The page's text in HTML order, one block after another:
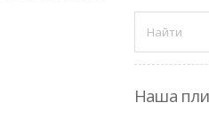
Наша